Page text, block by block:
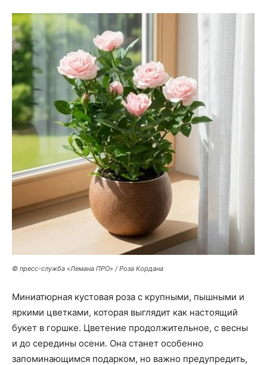
© пресс-служба «Лемана ПРО» / Роза Кордана
Миниатюрная кустовая роза с крупными, пышными и
яркими цветками, которая выглядит как настоящий
букет в горшке. Цветение продолжительное, с весны
и до середины осени. Она станет особенно
запоминающимся подарком, но важно предупредить,